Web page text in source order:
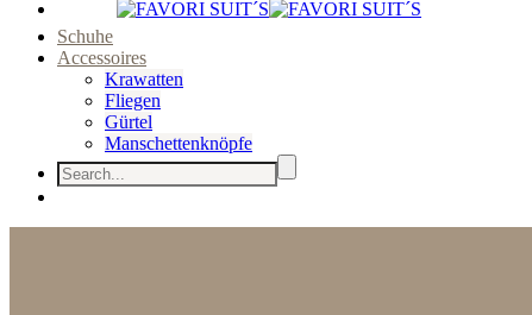
Schuhe
Accessoires
Krawatten
Fliegen
Gürtel
Manschettenknöpfe